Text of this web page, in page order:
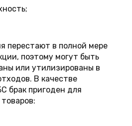
перестают в полной мере
поэтому могут быть
или утилизированы в
В качестве
брак пригоден для